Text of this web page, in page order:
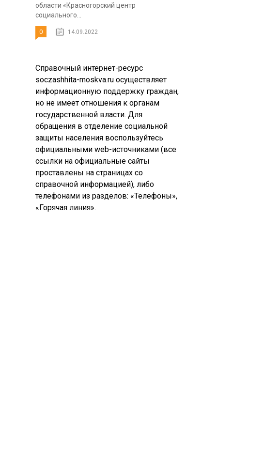
области «Красногорский центр
социального...
0 14.09.2022
Справочный интернет-ресурс
soczashhita-moskva.ru осуществляет
информационную поддержку граждан,
но не имеет отношения к органам
государственной власти. Для
обращения в отделение социальной
защиты населения воспользуйтесь
официальными web-источниками (все
ссылки на официальные сайты
проставлены на страницах со
справочной информацией), либо
телефонами из разделов: «Телефоны»,
«Горячая линия».